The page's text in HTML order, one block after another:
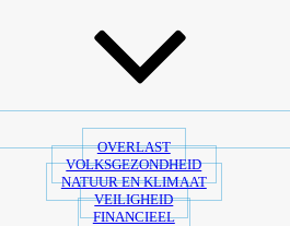
OVERLAST
VOLKSGEZONDHEID
NATUUR EN KLIMAAT
VEILIGHEID
FINANCIEEL